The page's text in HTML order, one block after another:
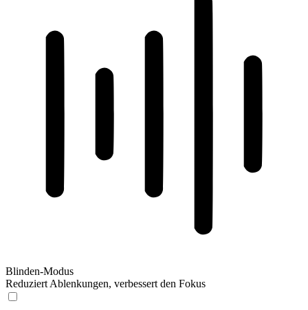
Blinden-Modus
Reduziert Ablenkungen, verbessert den Fokus